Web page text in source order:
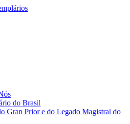
do Brasil
Gran Prior e do Legado Magistral do